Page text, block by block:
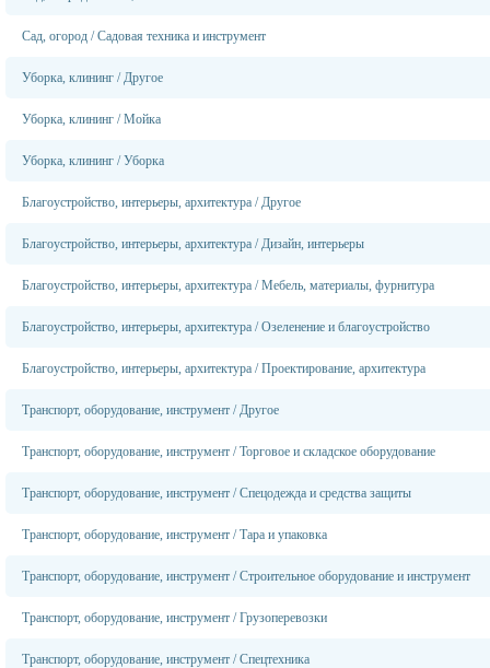
Сад, огород /Садовая техника и инструмент
Уборка, клининг /Другое
Уборка, клининг /Мойка
Уборка, клининг /Уборка
Благоустройство, интерьеры, архитектура /Другое
Благоустройство, интерьеры, архитектура /Дизайн, интерьеры
Благоустройство, интерьеры, архитектура /Мебель, материалы, фурнитура
Благоустройство, интерьеры, архитектура /Озеленение и благоустройство
Благоустройство, интерьеры, архитектура /Проектирование, архитектура
Транспорт, оборудование, инструмент /Другое
Транспорт, оборудование, инструмент /Торговое и складское оборудование
Транспорт, оборудование, инструмент /Спецодежда и средства защиты
Транспорт, оборудование, инструмент /Тара и упаковка
Транспорт, оборудование, инструмент /Строительное оборудование и инструмент
Транспорт, оборудование, инструмент /Грузоперевозки
Транспорт, оборудование, инструмент /Спецтехника